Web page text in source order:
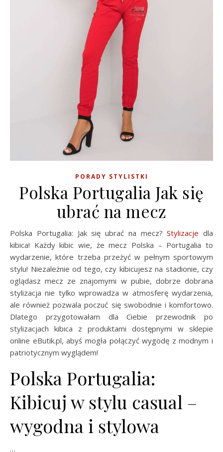
PORADY STYLISTKI
Polska Portugalia Jak się
ubrać na mecz
Polska Portugalia: Jak się ubrać na mecz?Stylizacje dla
kibica! Każdy kibic wie, że mecz Polska – Portugalia to
wydarzenie, które trzeba przeżyć w pełnym sportowym
stylu! Niezależnie od tego, czy kibicujesz na stadionie, czy
oglądasz mecz ze znajomymi w pubie, dobrze dobrana
stylizacja nie tylko wprowadza w atmosferę wydarzenia,
ale również pozwala poczuć się swobodnie i komfortowo.
Dlatego przygotowałam dla Ciebie przewodnik po
stylizacjach kibica z produktami dostępnymi w sklepie
online eButik.pl, abyś mogła połączyć wygodę z modnym i
patriotycznym wyglądem!
Polska Portugalia:
Kibicuj w stylu casual –
wygodna i stylowa
…